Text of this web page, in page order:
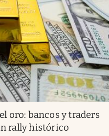
oro: bancos y traders
rally histórico